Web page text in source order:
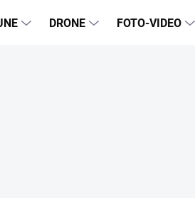
DRONE FOTO-VIDEO